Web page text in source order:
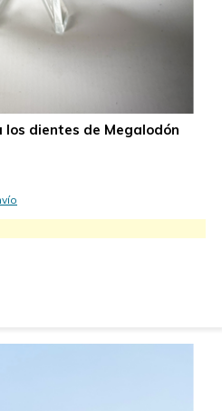
dientes de Megalodón